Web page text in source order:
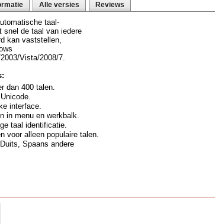
Alle versies Reviews
taal-
snel de taal van iedere
kan vaststellen,
Vista/2008/7.
dan 400 talen.
interface.
in menu en werkbalk.
taal identificatie.
voor alleen populaire talen.
Spaans andere